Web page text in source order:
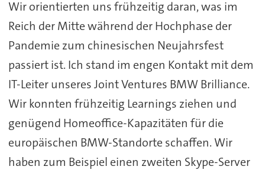
Wir orientierten uns frühzeitig daran, was im
Reich der Mitte während der Hochphase der
Pandemie zum chinesischen Neujahrsfest
passiert ist. Ich stand im engen Kontakt mit dem
IT-Leiter unseres Joint Ventures BMW Brilliance.
Wir konnten frühzeitig Learnings ziehen und
genügend Homeoffice-Kapazitäten für die
europäischen BMW-Standorte schaffen. Wir
haben zum Beispiel einen zweiten Skype-Server